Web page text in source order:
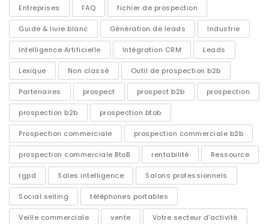
Entreprises FAQ fichier de prospection
Guide & livre blanc Génération de leads Industrie
Intelligence Artificielle Intégration CRM Leads
Lexique Non classé Outil de prospection b2b
Partenaires prospect prospect b2b prospection
prospection b2b prospection btob
Prospection commerciale prospection commerciale b2b
prospection commerciale BtoB rentabilité Ressource
rgpd Sales intelligence Salons professionnels
Social selling téléphones portables
Veille commerciale vente Votre secteur d'activité